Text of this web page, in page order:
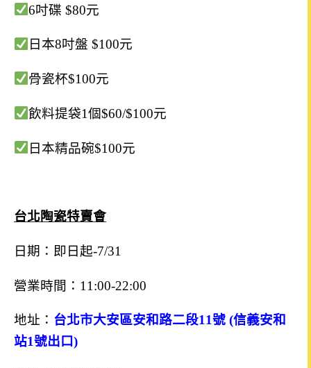
6吋碟 $80元
日本8吋盤 $100元
骨瓷杯$100元
飲料提袋1個$60/$100元
日本精品碗$100元
台北陶瓷特賣會
日期：即日起-7/31
營業時間：11:00-22:00
地址： 台北市大安區安和路二段11號 (信義安和
站1號出口)